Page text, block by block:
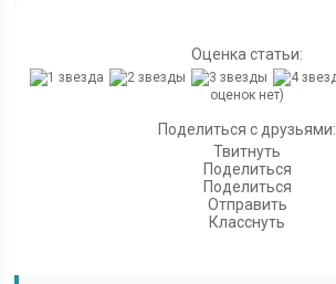
Оценка статьи:
оценок нет)
Поделиться с друзьями:
Твитнуть
Поделиться
Поделиться
Отправить
Класснуть